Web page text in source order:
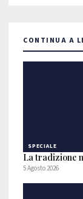
CONTINUA A
SPECIALE
La tradizione
5 Agosto 2026